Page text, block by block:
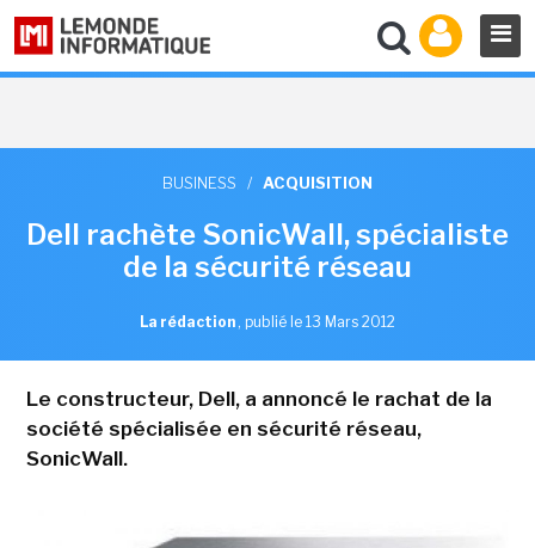
BUSINESS / ACQUISITION
Dell rachète SonicWall, spécialiste
de la sécurité réseau
La rédaction , publié le 13 Mars 2012
Le constructeur, Dell, a annoncé le rachat de la
société spécialisée en sécurité réseau,
SonicWall.